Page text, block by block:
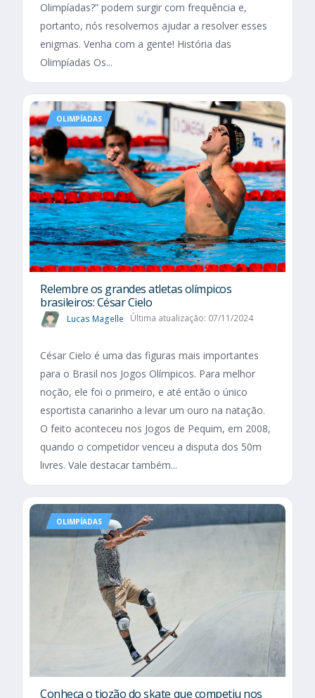
Olimpíadas?” podem surgir com frequência e,
portanto, nós resolvemos ajudar a resolver esses
enigmas. Venha com a gente! História das
Olimpíadas Os...
OLIMPÍADAS
Relembre os grandes atletas olímpicos
brasileiros: César Cielo
Lucas Magelle Última atualização: 07/11/2024
César Cielo é uma das figuras mais importantes
para o Brasil nos Jogos Olímpicos. Para melhor
noção, ele foi o primeiro, e até então o único
esportista canarinho a levar um ouro na natação.
O feito aconteceu nos Jogos de Pequim, em 2008,
quando o competidor venceu a disputa dos 50m
livres. Vale destacar também...
OLIMPÍADAS
Conheça o tiozão do skate que competiu nos